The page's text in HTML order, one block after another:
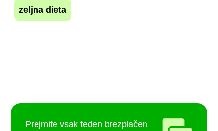
zeljna dieta
Prejmite vsak teden brezplačen